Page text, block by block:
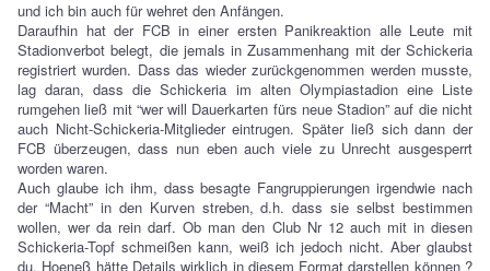
und ich bin auch für wehret den Anfängen.
Daraufhin hat der FCB in einer ersten Panikreaktion alle Leute mit
Stadionverbot belegt, die jemals in Zusammenhang mit der Schickeria
registriert wurden. Dass das wieder zurückgenommen werden musste,
lag daran, dass die Schickeria im alten Olympiastadion eine Liste
rumgehen ließ mit “wer will Dauerkarten fürs neue Stadion” auf die nicht
auch Nicht-Schickeria-Mitglieder eintrugen. Später ließ sich dann der
FCB überzeugen, dass nun eben auch viele zu Unrecht ausgesperrt
worden waren.
Auch glaube ich ihm, dass besagte Fangruppierungen irgendwie nach
der “Macht” in den Kurven streben, d.h. dass sie selbst bestimmen
wollen, wer da rein darf. Ob man den Club Nr 12 auch mit in diesen
Schickeria-Topf schmeißen kann, weiß ich jedoch nicht. Aber glaubst
du, Hoeneß hätte Details wirklich in diesem Format darstellen können ?